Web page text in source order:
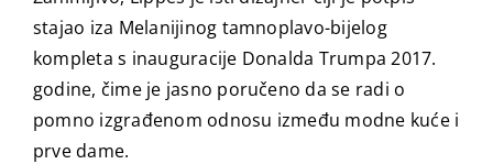
stajao iza Melanijinog tamnoplavo-bijelog
kompleta s inauguracije Donalda Trumpa 2017.
godine, čime je jasno poručeno da se radi o
pomno izgrađenom odnosu između modne kuće i
prve dame.